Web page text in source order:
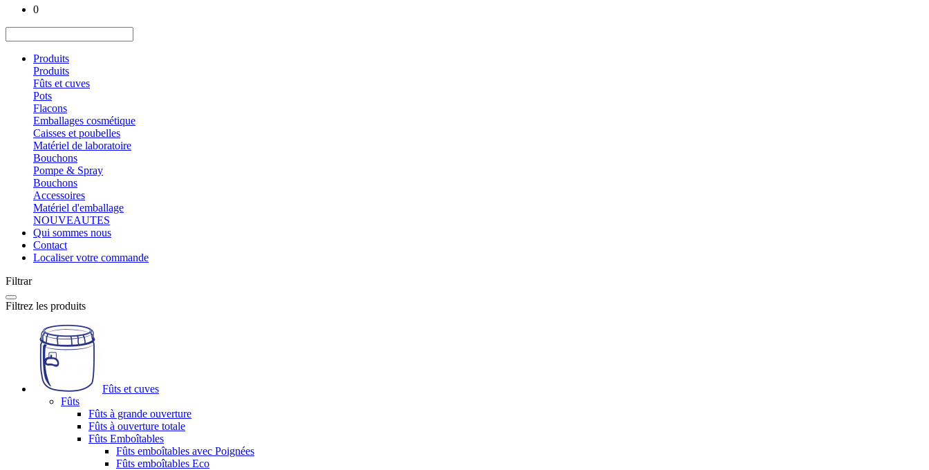
0
Produits
Produits
Fûts et cuves
Pots
Flacons
Emballages cosmétique
Caisses et poubelles
Matériel de laboratoire
Bouchons
Pompe & Spray
Bouchons
Accessoires
Matériel d'emballage
NOUVEAUTES
Qui sommes nous
Contact
Localiser votre commande
Filtrar
Filtrez les produits
Fûts et cuves
Fûts
Fûts à grande ouverture
Fûts à ouverture totale
Fûts Emboîtables
Fûts emboîtables avec Poignées
Fûts emboîtables Eco